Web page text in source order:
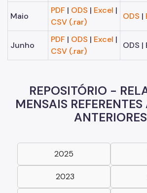
Maio
PDF | ODS | Excel |
CSV (.rar)
ODS |
Junho
PDF | ODS | Excel |
CSV (.rar)
ODS |
REPOSITÓRIO -
MENSAIS
ANTERIORES
2025
2023